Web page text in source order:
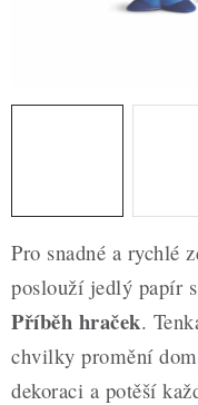
NOVÉ ZBOŽÍ
Nepřevzetí zásilky na
Hodnocení obchodu
Podmínky ochrany
Pro snadné a rychlé
poslouží jedlý papír
Příběh hraček.
chvilky promění
dekoraci a potěší